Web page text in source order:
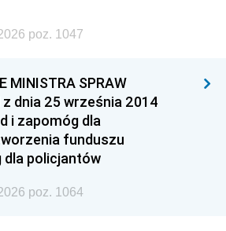
poz. 1047
MINISTRA SPRAW
z dnia 25 września 2014
i zapomóg dla
funduszu
dla policjantów
poz. 1064